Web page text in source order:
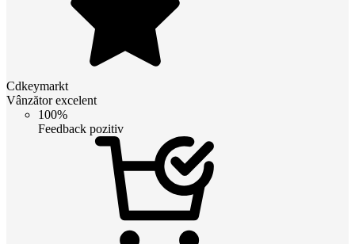
Cdkeymarkt
Vânzător excelent
100%
Feedback pozitiv